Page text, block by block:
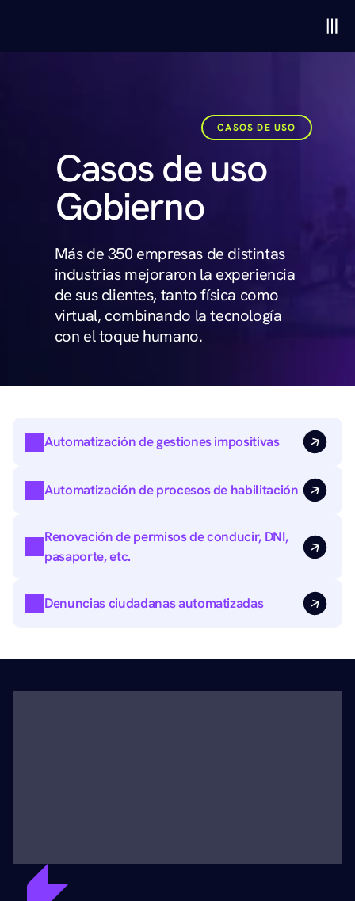
CASOS DE USO
Casos de uso
Gobierno
Más de 350 empresas de distintas
industrias mejoraron la experiencia
de sus clientes, tanto física como
virtual, combinando la tecnología
con el toque humano.
Automatización de gestiones impositivas
Automatización de procesos de habilitación
Renovación de permisos de conducir, DNI,
pasaporte, etc.
Denuncias ciudadanas automatizadas